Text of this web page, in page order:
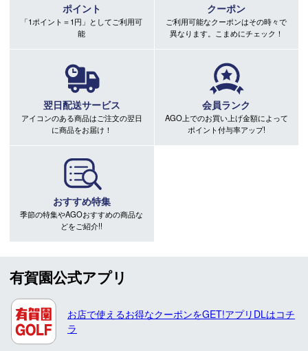
ポイント
「1ポイント＝1円」としてご利用可
能
クーポン
ご利用可能なクーポンはその時々で
異なります。こまめにチェック！
翌日配送サービス
アイコンのある商品はご注文の翌日
に商品をお届け！
会員ランク
AGO上でのお買い上げ金額によって
ポイント付与率アップ!
おすすめ特集
季節の特集やAGOおすすめの商品な
どをご紹介!!
有賀園公式アプリ
お店で使えるお得なクーポンをGET!アプリDLはコチ
ラ